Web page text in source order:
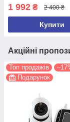
1 992 ₴ 2 400 ₴
Купити
Акційні
Топ продажів
Подарунок